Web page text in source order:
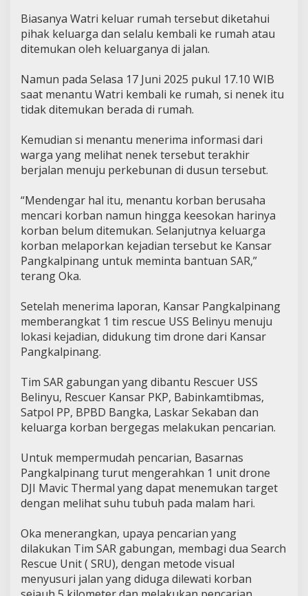
Biasanya Watri keluar rumah tersebut diketahui
pihak keluarga dan selalu kembali ke rumah atau
ditemukan oleh keluarganya di jalan.
Namun pada Selasa 17 Juni 2025 pukul 17.10 WIB
saat menantu Watri kembali ke rumah, si nenek itu
tidak ditemukan berada di rumah.
Kemudian si menantu menerima informasi dari
warga yang melihat nenek tersebut terakhir
berjalan menuju perkebunan di dusun tersebut.
“Mendengar hal itu, menantu korban berusaha
mencari korban namun hingga keesokan harinya
korban belum ditemukan. Selanjutnya keluarga
korban melaporkan kejadian tersebut ke Kansar
Pangkalpinang untuk meminta bantuan SAR,”
terang Oka.
Setelah menerima laporan, Kansar Pangkalpinang
memberangkat 1 tim rescue USS Belinyu menuju
lokasi kejadian, didukung tim drone dari Kansar
Pangkalpinang.
Tim SAR gabungan yang dibantu Rescuer USS
Belinyu, Rescuer Kansar PKP, Babinkamtibmas,
Satpol PP, BPBD Bangka, Laskar Sekaban dan
keluarga korban bergegas melakukan pencarian.
Untuk mempermudah pencarian, Basarnas
Pangkalpinang turut mengerahkan 1 unit drone
DJI Mavic Thermal yang dapat menemukan target
dengan melihat suhu tubuh pada malam hari.
Oka menerangkan, upaya pencarian yang
dilakukan Tim SAR gabungan, membagi dua Search
Rescue Unit ( SRU), dengan metode visual
menyusuri jalan yang diduga dilewati korban